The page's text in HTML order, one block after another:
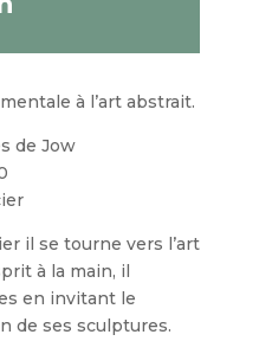
à l’art abstrait.
de Jow
il se tourne vers l’art
à la main, il
en invitant le
de ses sculptures.